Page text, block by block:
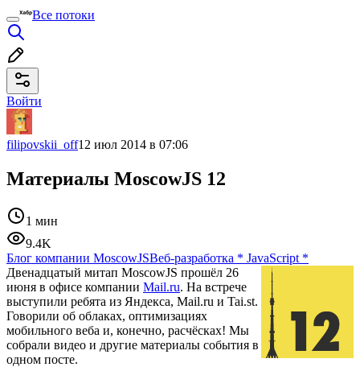
Все потоки
Войти
filipovskii_off12 июл 2014 в 07:06
Материалы MoscowJS 12
1 мин
9.4K
Блог компании MoscowJSВеб-разработка * JavaScript *
Двенадцатый митап MoscowJS прошёл 26
июня в офисе компании Mail.ru. На встрече
выступили ребята из Яндекса, Mail.ru и Tai.st.
Говорили об облаках, оптимизациях
мобильного веба и, конечно, расчёсках! Мы
собрали видео и другие материалы события в
одном посте.